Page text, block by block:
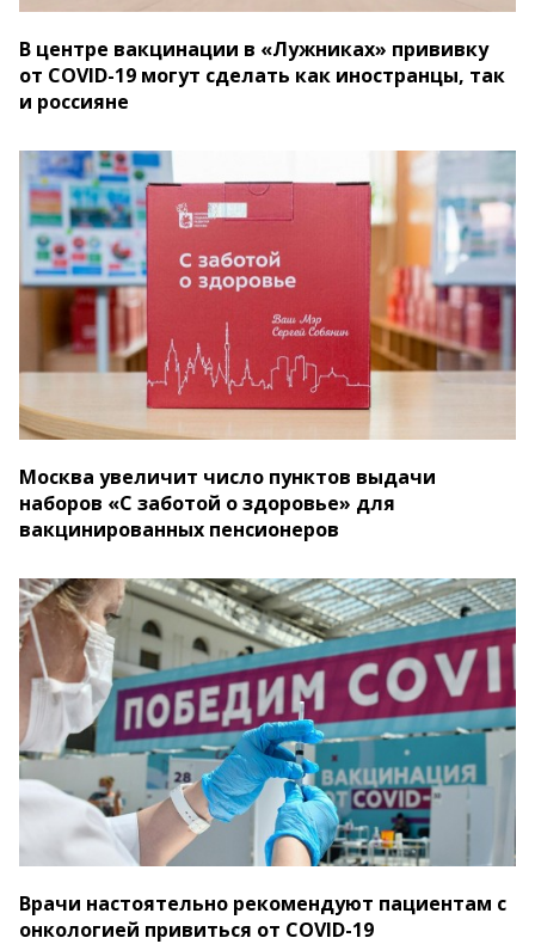
В центре вакцинации в «Лужниках» прививку
от COVID-19 могут сделать как иностранцы, так
и россияне
Москва увеличит число пунктов выдачи
наборов «С заботой о здоровье» для
вакцинированных пенсионеров
Врачи настоятельно рекомендуют пациентам с
онкологией привиться от COVID-19